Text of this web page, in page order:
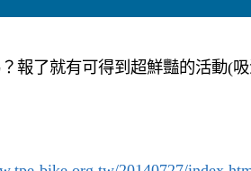
報了就有可得到超鮮豔的活動(